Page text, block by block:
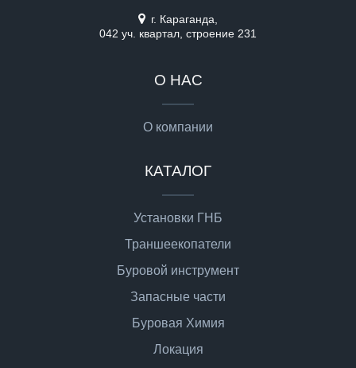
г. Караганда,
042 уч. квартал, строение 231
О НАС
О компании
КАТАЛОГ
Установки ГНБ
Траншеекопатели
Буровой инструмент
Запасные части
Буровая Химия
Локация